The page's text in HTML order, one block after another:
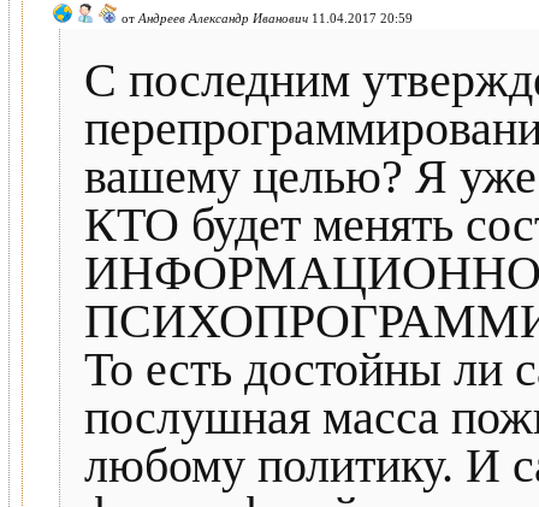
от Андреев Александр Иванович 11.04.2017 20:59
С последним
вашему целью? Я
КТО будет менять
То есть достойны ли
послушная масса
любому политику. И